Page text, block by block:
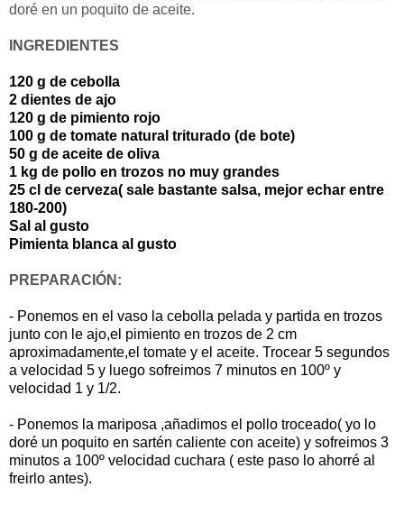
doré en un poquito de aceite.
INGREDIENTES
120 g de cebolla
2 dientes de ajo
120 g de pimiento rojo
100 g de tomate natural triturado (de bote)
50 g de aceite de oliva
1 kg de pollo en trozos no muy grandes
25 cl de cerveza( sale bastante salsa, mejor echar entre
180-200)
Sal al gusto
Pimienta blanca al gusto
PREPARACIÓN:
- Ponemos en el vaso la cebolla pelada y partida en trozos
junto con le ajo,el pimiento en trozos de 2 cm
aproximadamente,el tomate y el aceite. Trocear 5 segundos
a velocidad 5 y luego sofreimos 7 minutos en 100º y
velocidad 1 y 1/2.
- Ponemos la mariposa ,añadimos el pollo troceado( yo lo
doré un poquito en sartén caliente con aceite) y sofreimos 3
minutos a 100º velocidad cuchara ( este paso lo ahorré al
freirlo antes).